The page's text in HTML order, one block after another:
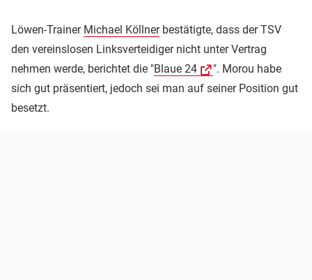
Löwen-Trainer Michael Köllnerbestätigte, dass der TSV
den vereinslosen Linksverteidiger nicht unter Vertrag
nehmen werde, berichtet die "Blaue 24
". Morou habe
sich gut präsentiert, jedoch sei man auf seiner Position gut
besetzt.